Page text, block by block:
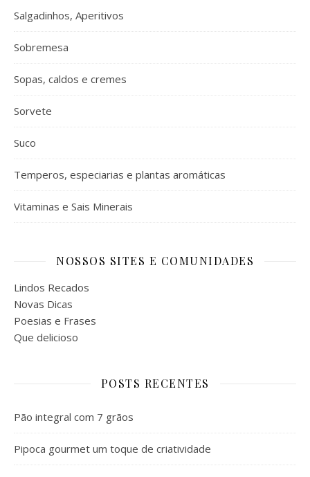
Salgadinhos, Aperitivos
Sobremesa
Sopas, caldos e cremes
Sorvete
Suco
Temperos, especiarias e plantas aromáticas
Vitaminas e Sais Minerais
NOSSOS SITES E COMUNIDADES
Lindos Recados
Novas Dicas
Poesias e Frases
Que delicioso
POSTS RECENTES
Pão integral com 7 grãos
Pipoca gourmet um toque de criatividade